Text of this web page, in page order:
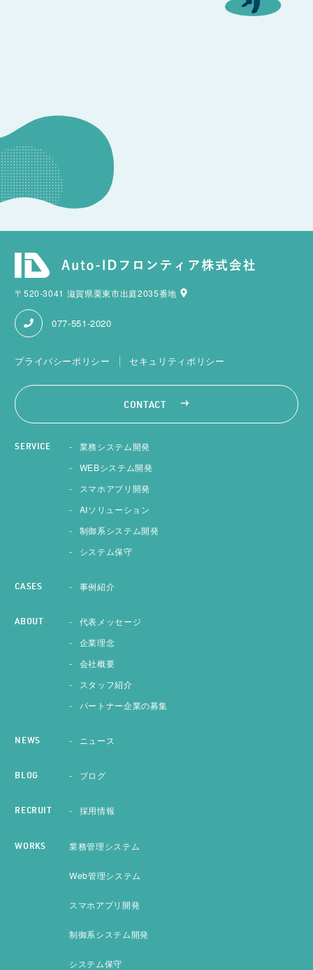
〒520-3041 滋賀県栗東市出庭2035番地
077-551-2020
プライバシーポリシー セキュリティポリシー
CONTACT
SERVICE
業務システム開発
WEBシステム開発
スマホアプリ開発
AIソリューション
制御系システム開発
システム保守
CASES 事例紹介
ABOUT
代表メッセージ
企業理念
会社概要
スタッフ紹介
パートナー企業の募集
NEWS ニュース
BLOG ブログ
RECRUIT 採用情報
WORKS 業務管理システム
Web管理システム
スマホアプリ開発
制御系システム開発
システム保守